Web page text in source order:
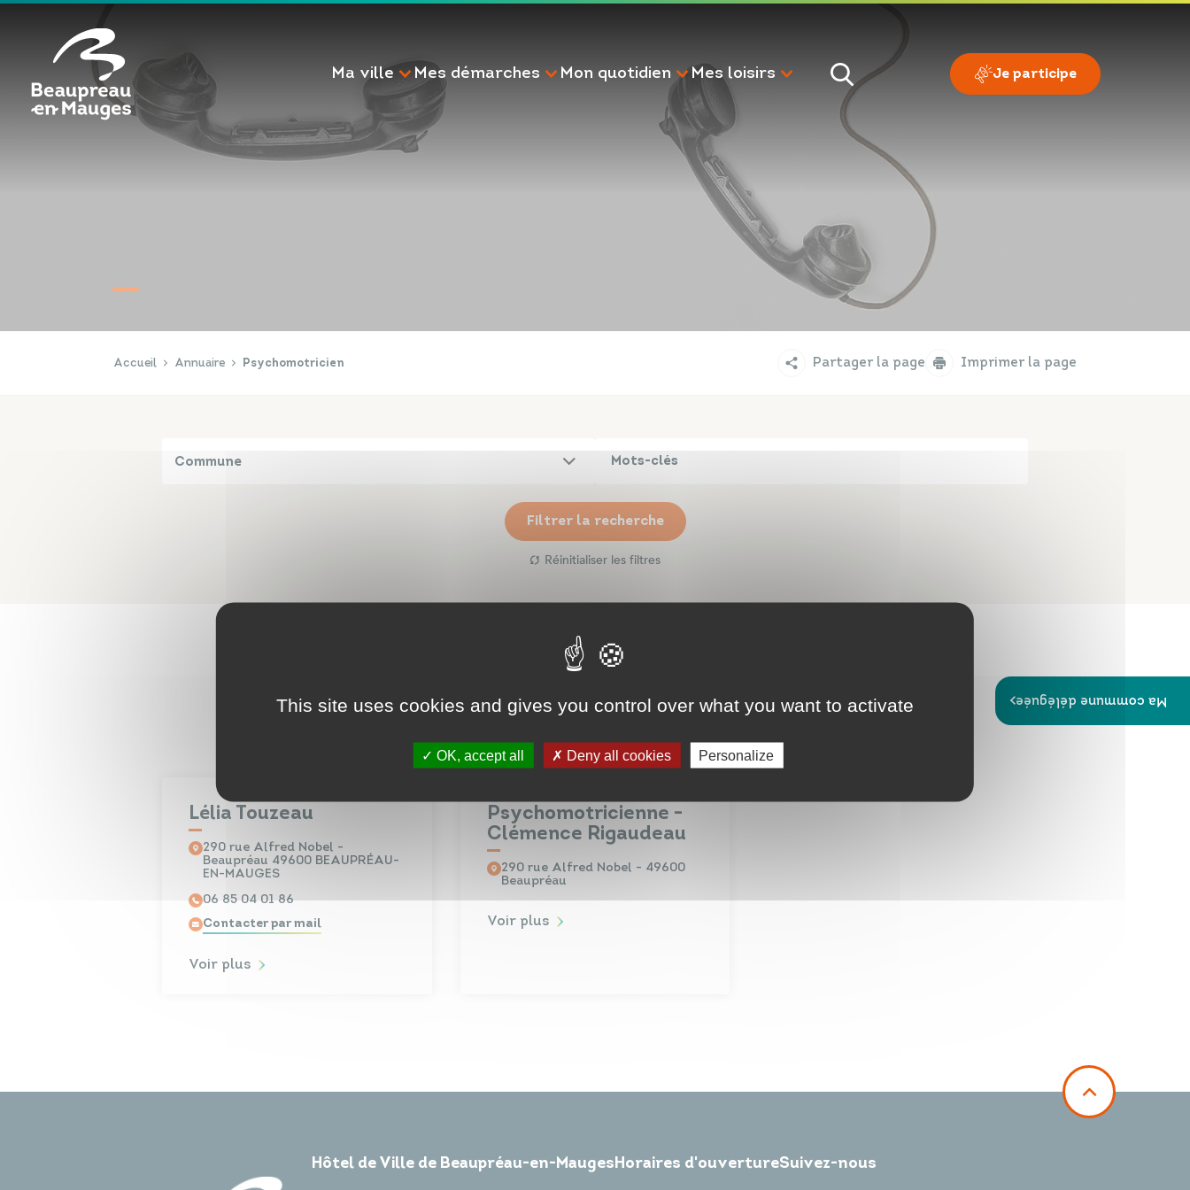
Ma ville Mes démarches Mon quotidien Mes loisirs Je participe
Accueil Annuaire Psychomotricien Partager la page Imprimer la page
Commune
Filtrer la recherche
Réinitialiser les filtres
Lélia Touzeau
290 rue Alfred Nobel -
Beaupréau 49600 BEAUPRÉAU-
EN-MAUGES
06 85 04 01 86
Contacter par mail
Voir plus
Psychomotricienne -
Clémence Rigaudeau
290 rue Alfred Nobel - 49600
Beaupréau
Voir plus
Hôtel de Ville de Beaupréau-en-MaugesHoraires d'ouvertureSuivez-nous
Ma commune déléguée
Cookies management panel
This site uses cookies and gives you control over what you want to activate
OK, accept all Deny all cookies Personalize